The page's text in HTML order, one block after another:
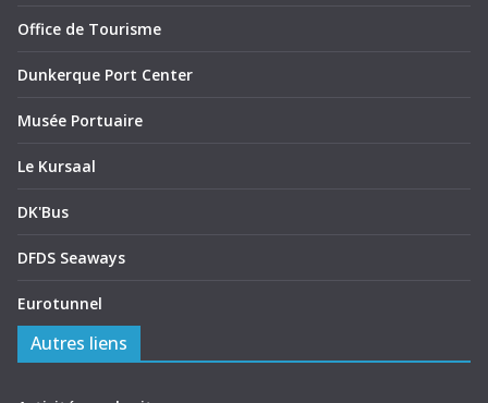
Office de Tourisme
Dunkerque Port Center
Musée Portuaire
Le Kursaal
DK'Bus
DFDS Seaways
Eurotunnel
Autres liens